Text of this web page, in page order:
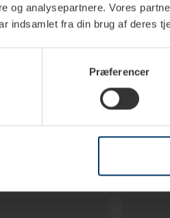
og analysepartnere. Vores
indsamlet fra din brug af deres
Præferencer